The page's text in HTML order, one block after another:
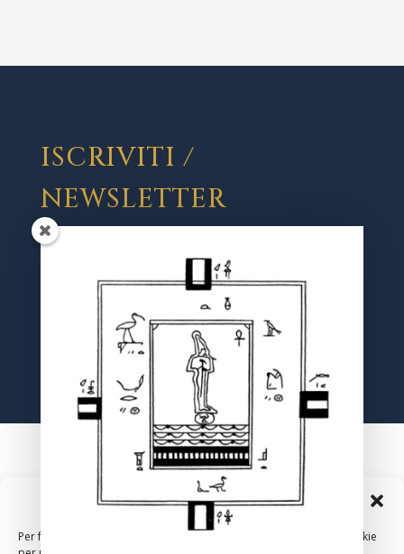
Gestisci Consenso Cookie
Per fornire le migliori esperienze, utilizziamo tecnologie come i cookie
ISCRIVITI /
NEWSLETTER
Registrati